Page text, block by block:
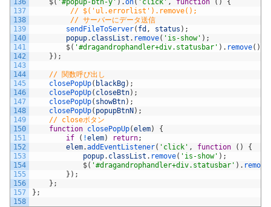
136
137
138
139
140
141
142
143
144
145
146
147
148
149
150
151
152
153
154
155
156
157
158
$( '#popup-btn-y' ) .on( 'click' , function ( )
{
// $('ul.errorlist').remove();
// サーバーにデータ送信
sendFileToServer( fd , status ) ;
popup. classList . remove( 'is-show' ) ;
$( '#dragandrophandler+div.statusbar' ) . remove( )
} ) ;
// 関数呼び出し
closePopUp( blackBg) ;
closePopUp( closeBtn) ;
closePopUp( showBtn) ;
closePopUp( popupBtnN ) ;
// closeボタン
function closePopUp(elem)
{
if
( !elem) return;
elem.addEventListener( 'click' , function ( )
{
popup. classList . remove( 'is-show' ) ;
$( '#dragandrophandler+div.statusbar' ) . remove
} ) ;
} ;
} ;